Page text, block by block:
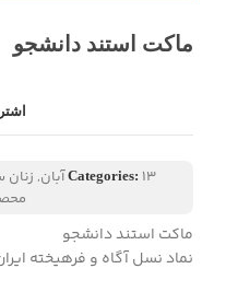
ماکت استند دانشجو
Categories: 13 آبان ,
ماکت استند دانشجو
نماد نسل آگاه و فرهیخته